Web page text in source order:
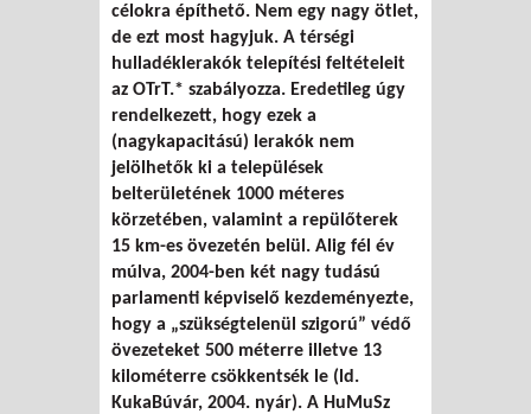
célokra építhető. Nem egy nagy ötlet,
de ezt most hagyjuk. A térségi
hulladéklerakók telepítési feltételeit
az OTrT.* szabályozza. Eredetileg úgy
rendelkezett, hogy ezek a
(nagykapacitású) lerakók nem
jelölhetők ki a települések
belterületének 1000 méteres
körzetében, valamint a repülőterek
15 km-es övezetén belül. Alig fél év
múlva, 2004-ben két nagy tudású
parlamenti képviselő kezdeményezte,
hogy a „szükségtelenül szigorú” védő
övezeteket 500 méterre illetve 13
kilométerre csökkentsék le (ld.
KukaBúvár, 2004. nyár). A HuMuSz